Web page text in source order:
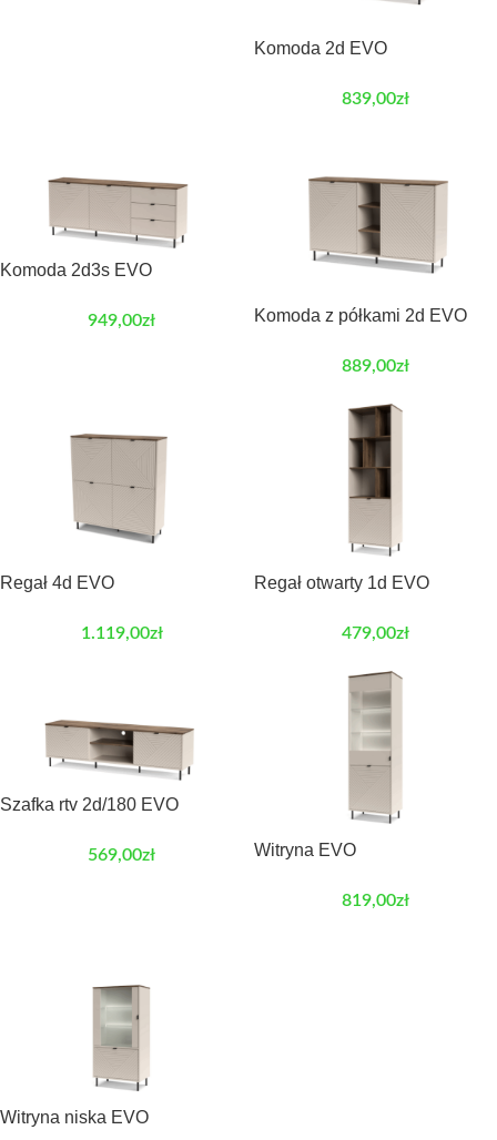
Komoda 2d EVO
839,00zł
Komoda 2d3s EVO
949,00zł Komoda z półkami 2d EVO
889,00zł
Regał 4d EVO
1.119,00zł
Regał otwarty 1d EVO
479,00zł
Szafka rtv 2d/180 EVO
569,00zł Witryna EVO
819,00zł
Witryna niska EVO